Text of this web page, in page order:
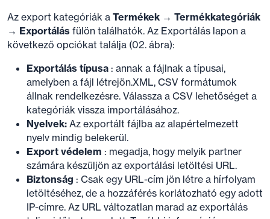
Az export kategóriák a Termékek → Termékkategóriák
→ Exportálás fülön találhatók. Az Exportálás lapon a
következő opciókat találja (02. ábra):
Exportálás típusa : annak a fájlnak a típusai,
amelyben a fájl létrejön.XML, CSV formátumok
állnak rendelkezésre. Válassza a CSV lehetőséget a
kategóriák vissza importálásához.
Nyelvek: Az exportált fájlba az alapértelmezett
nyelv mindig belekerül.
Export védelem : megadja, hogy melyik partner
számára készüljön az exportálási letöltési URL.
Biztonság : Csak egy URL-cím jön létre a hírfolyam
letöltéséhez, de a hozzáférés korlátozható egy adott
IP-címre. Az URL változatlan marad az exportálás